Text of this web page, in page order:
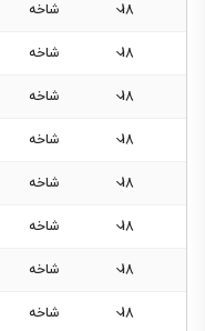
دسته‌بندی
ندارد.
18 شاخه
18 شاخه
18 شاخه
18 شاخه
18 شاخه
18 شاخه
18 شاخه
18 شاخه